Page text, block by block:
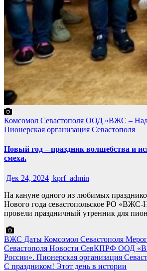
Комсомол Севастополя ООД «ВЖС –
Пионерская организация Севастополя
Новый год – праздник волшебства и
смеха.
Дек 24, 2024 kprf_admin
На кануне одного из любимых
Нового года севастопольское РО «ВЖС-
провели праздничный утренник для
ВЖС Даты Комсомол Севастополя
Севастополя Новости СевКПРФ ООД
России». Пионерская организация
С праздником! Этот день в истории